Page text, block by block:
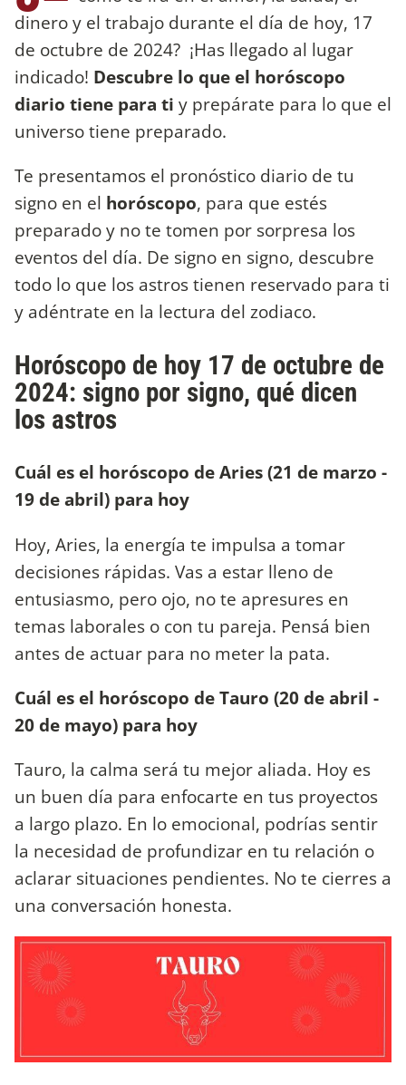
dinero y el trabajo durante el día de hoy, 17
de octubre de 2024? ¡Has llegado al lugar
indicado! Descubre lo que el horóscopo
diario tiene para ti y prepárate para lo que el
universo tiene preparado.
Te presentamos el pronóstico diario de tu
signo en el horóscopo, para que estés
preparado y no te tomen por sorpresa los
eventos del día. De signo en signo, descubre
todo lo que los astros tienen reservado para ti
y adéntrate en la lectura del zodiaco.
Horóscopo de hoy 17 de octubre de
2024: signo por signo, qué dicen
los astros
Cuál es el horóscopo de Aries (21 de marzo -
19 de abril) para hoy
Hoy, Aries, la energía te impulsa a tomar
decisiones rápidas. Vas a estar lleno de
entusiasmo, pero ojo, no te apresures en
temas laborales o con tu pareja. Pensá bien
antes de actuar para no meter la pata.
Cuál es el horóscopo de Tauro (20 de abril -
20 de mayo) para hoy
Tauro, la calma será tu mejor aliada. Hoy es
un buen día para enfocarte en tus proyectos
a largo plazo. En lo emocional, podrías sentir
la necesidad de profundizar en tu relación o
aclarar situaciones pendientes. No te cierres a
una conversación honesta.